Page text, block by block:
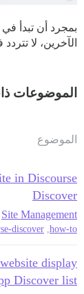
بمجرد أن تبدأ
الآخرين، لا
الموضوعات
الموضوع
in Discourse
Discover
Site Management
how-to
discover
display
Discover list?